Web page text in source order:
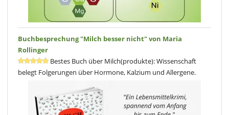
Buchbesprechung "Milch besser nicht" von Maria
Rollinger
Bestes Buch über Milch(produkte): Wissenschaft
belegt Folgerungen über Hormone, Kalzium und Allergene.